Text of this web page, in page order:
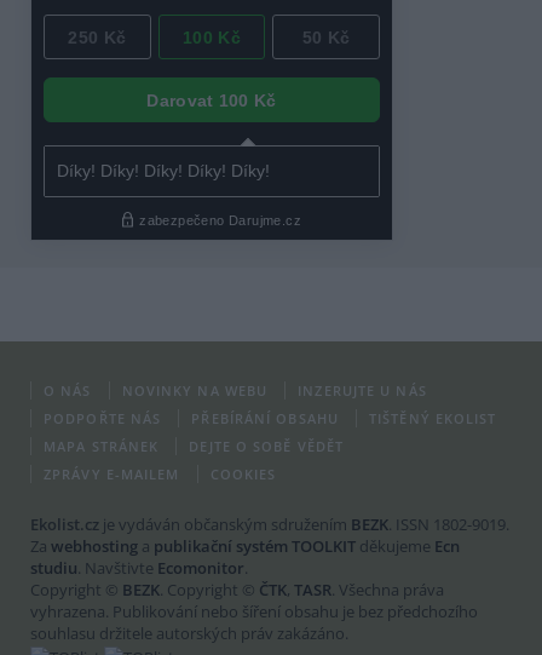
O NÁS NOVINKY NA WEBU
INZERUJTE U NÁS
PODPOŘTE NÁS
PŘEBÍRÁNÍ OBSAHU
TIŠTĚNÝ EKOLIST
MAPA STRÁNEK
DEJTE O SOBĚ VĚDĚT
ZPRÁVY E-MAILEM
COOKIES
Ekolist.cz je vydáván občanským sdružením BEZK. ISSN 1802-9019.
Za webhosting a publikační systém TOOLKIT děkujeme Ecn
studiu. Navštivte Ecomonitor.
Copyright © BEZK. Copyright © ČTK, TASR. Všechna práva
vyhrazena. Publikování nebo šíření obsahu je bez předchozího
souhlasu držitele autorských práv zakázáno.